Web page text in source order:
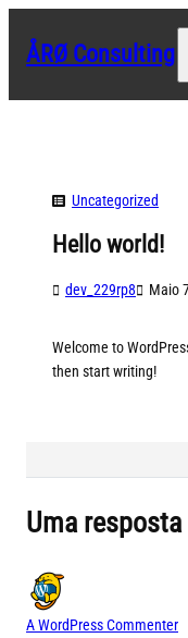
paraÅRØ Consulting
Uncategorized
Hello world!
dev_229rp8 Maio
Welcome to
then start writing!
Uma resposta
A WordPress Commenter